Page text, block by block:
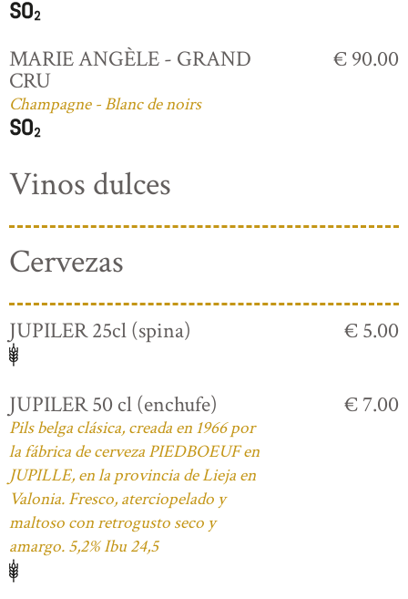
MARIE ANGÈLE - GRAND
CRU
Champagne - Blanc de noirs
€ 90.00
Vinos dulces
Cervezas
JUPILER 25cl (spina) € 5.00
JUPILER 50 cl (enchufe)
Pils belga clásica, creada en 1966 por
la fábrica de cerveza PIEDBOEUF en
JUPILLE, en la provincia de Lieja en
Valonia. Fresco, aterciopelado y
maltoso con retrogusto seco y
amargo. 5,2% Ibu 24,5
€ 7.00